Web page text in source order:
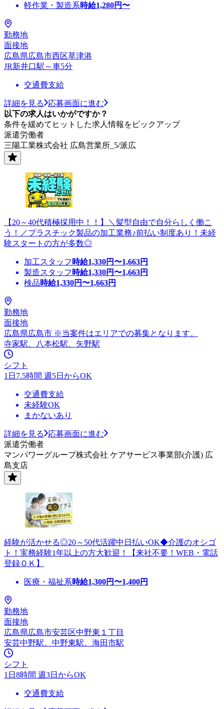
軽作業・製造系時給1,280円〜
勤務地
面接地
広島県広島市西区草津港
JR新井口駅～車5分
交通費支給
詳細を見る
応募画面に進む
以下の求人はいかがですか？
条件を緩めてヒットした求人情報をピックアップ
派遣労働者
三陽工業株式会社 広島営業所_5/派広
【20～40代積極採用中！！】＼髪型自由で自分らしく働こ
う！／プラスチック製品の加工業務♪前払い制度あり！未経
験スタートの方が多数◎
加工スタッフ 時給1,330円〜1,663円
製造スタッフ 時給1,330円〜1,663円
検品時給1,330円〜1,663円
勤務地
面接地
広島県広島市 ※当案件はエリアでの募集となります。
寺家駅、八本松駅、矢野駅
シフト
1日7.5時間 週5日からOK
交通費支給
未経験OK
まかないあり
詳細を見る
応募画面に進む
派遣労働者
マンパワーグループ株式会社 ケアサービス事業部(介護) 広
島支店
経験が活かせる◎20～50代活躍中日払いOK◆介護のオシゴ
ト！実務経験1年以上の方大歓迎！【来社不要！WEB・電話
登録ＯＫ】
医療・福祉系時給1,300円〜1,400円
勤務地
面接地
広島県広島市安芸区中野東１丁目
安芸中野駅、中野東駅、海田市駅
シフト
1日8時間 週3日からOK
交通費支給